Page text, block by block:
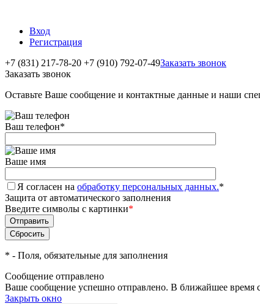
Вход
Регистрация
+7 (831) 217-78-20 +7 (910) 792-07-49Заказать звонок
Заказать звонок
Оставьте Ваше сообщение и контактные данные и наши
Ваш телефон*
Ваше имя
Я согласен на обработку персональных данных.*
Защита от автоматического заполнения
Введите символы с картинки*
* - Поля, обязательные для заполнения
Сообщение отправлено
Ваше сообщение успешно отправлено. В ближайшее время
Закрыть окно